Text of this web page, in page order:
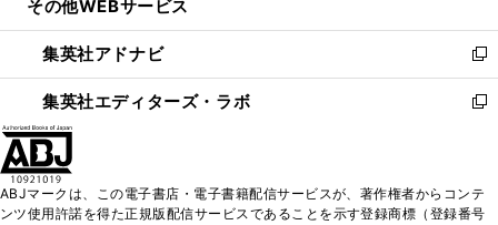
開
く
ウ
で
開
く
ン
ド
ウ
で
ウ
ィ
ン
ド
く
その他WEBサービス
集英社アドナビ
新
し
い
ド
集英社エディターズ・ラボ
新
ィ
ABJマークは、この電子書店・電子書籍配信サービスが、著作権者からコンテ
ンツ使用許諾を得た正規版配信サービスであることを示す登録商標（登録番号